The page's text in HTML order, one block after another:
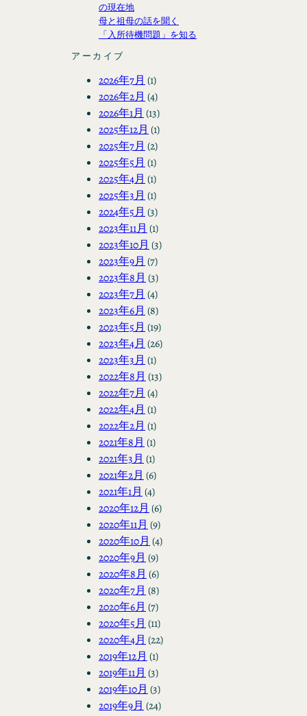
の現在地
母と祖母の話を聞く
「入所待機問題」を知る
アーカイブ
2026年7月 (1)
2026年2月 (4)
2026年1月 (13)
2025年12月 (1)
2025年7月 (2)
2025年5月 (1)
2025年4月 (1)
2025年3月 (1)
2024年5月 (3)
2023年11月 (1)
2023年10月 (3)
2023年9月 (7)
2023年8月 (3)
2023年7月 (4)
2023年6月 (8)
2023年5月 (19)
2023年4月 (26)
2023年3月 (1)
2022年8月 (13)
2022年7月 (4)
2022年4月 (1)
2022年2月 (1)
2021年8月 (1)
2021年3月 (1)
2021年2月 (6)
2021年1月 (4)
2020年12月 (6)
2020年11月 (9)
2020年10月 (4)
2020年9月 (9)
2020年8月 (6)
2020年7月 (8)
2020年6月 (7)
2020年5月 (11)
2020年4月 (22)
2019年12月 (1)
2019年11月 (3)
2019年10月 (3)
2019年9月 (24)